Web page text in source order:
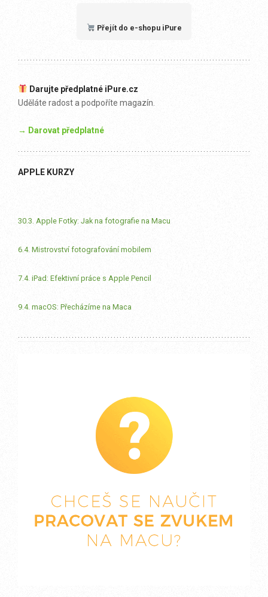
Přejít do e-shopu iPure
Darujte předplatné iPure.cz
Uděláte radost a podpoříte magazín.
→ Darovat předplatné
APPLE KURZY
30.3. Apple Fotky: Jak na fotografie na Macu
6.4. Mistrovství fotografování mobilem
7.4. iPad: Efektivní práce s Apple Pencil
9.4. macOS: Přecházíme na Maca